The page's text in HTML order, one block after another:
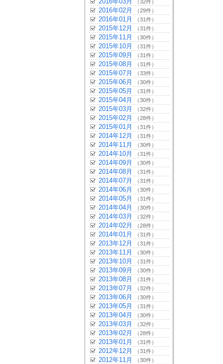
（32件）
2016年02月 （29件）
2016年01月 （31件）
2015年12月 （31件）
2015年11月 （30件）
2015年10月 （31件）
2015年09月 （31件）
2015年08月 （31件）
2015年07月 （33件）
2015年06月 （30件）
2015年05月 （31件）
2015年04月 （30件）
2015年03月 （32件）
2015年02月 （28件）
2015年01月 （31件）
2014年12月 （31件）
2014年11月 （30件）
2014年10月 （31件）
2014年09月 （30件）
2014年08月 （31件）
2014年07月 （31件）
2014年06月 （30件）
2014年05月 （31件）
2014年04月 （30件）
2014年03月 （32件）
2014年02月 （28件）
2014年01月 （31件）
2013年12月 （31件）
2013年11月 （30件）
2013年10月 （31件）
2013年09月 （30件）
2013年08月 （31件）
2013年07月 （32件）
2013年06月 （30件）
2013年05月 （31件）
2013年04月 （30件）
2013年03月 （32件）
2013年02月 （28件）
2013年01月 （31件）
2012年12月 （31件）
2012年11月 （30件）